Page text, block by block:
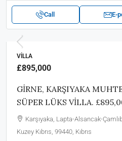
Call E-
VILLA
£895,000
GİRNE, KARŞIYAKA
SÜPER LÜKS VİLLA.
Karşıyaka, Lapta-Alsancak-
Kuzey Kıbrıs, 99440, Kıbrıs